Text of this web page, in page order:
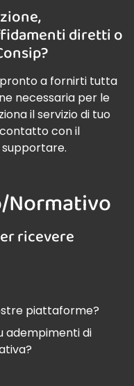
diretti o
a fornirti tutta
necessaria per le
il servizio di tuo
con il
supportare.
Normativo
ricevere
piattaforme?
adempimenti di